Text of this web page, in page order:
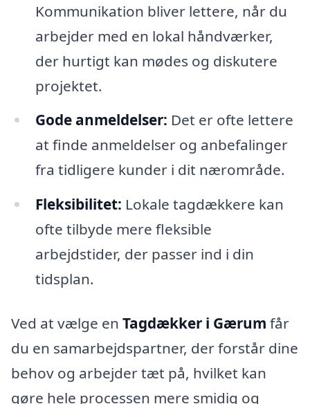
Kommunikation bliver lettere, når du
arbejder med en lokal håndværker,
der hurtigt kan mødes og diskutere
projektet.
Gode anmeldelser: Det er ofte lettere
at finde anmeldelser og anbefalinger
fra tidligere kunder i dit nærområde.
Fleksibilitet: Lokale tagdækkere kan
ofte tilbyde mere fleksible
arbejdstider, der passer ind i din
tidsplan.
Ved at vælge en Tagdækker i Gærum får
du en samarbejdspartner, der forstår dine
behov og arbejder tæt på, hvilket kan
gøre hele processen mere smidig og